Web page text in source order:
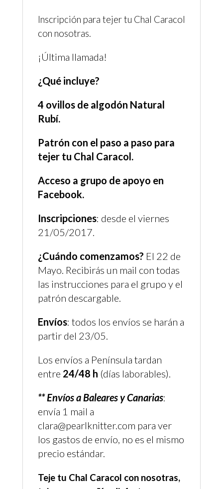
Inscripción para tejer tu Chal Caracol
con nosotras.
¡Última llamada!
¿Qué incluye?
4 ovillos de algodón Natural
Rubí.
Patrón con el paso a paso para
tejer tu Chal Caracol.
Acceso a grupo de apoyo en
Facebook.
Inscripciones: desde el viernes
21/05/2017.
¿Cuándo comenzamos? El 22 de
Mayo. Recibirás un mail con todas
las instrucciones para el grupo y el
patrón descargable.
Envíos: todos los envíos se harán a
partir del 23/05.
Los envíos a Península tardan
entre 24/48 h (días laborables).
** Envíos a Baleares y Canarias:
envía 1 mail a
clara@pearlknitter.com para ver
los gastos de envío, no es el mismo
precio estándar.
Teje tu Chal Caracol con nosotras,